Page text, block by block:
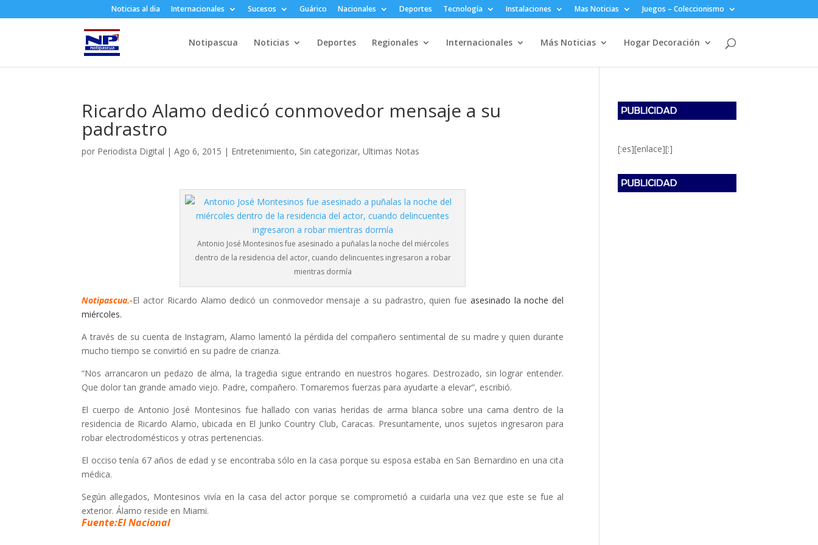
Noticias al dia Internacionales Sucesos Guárico Nacionales Deportes Tecnología Instalaciones Mas Noticias Juegos – Coleccionismo
Notipascua Noticias Deportes Regionales Internacionales Más Noticias Hogar Decoración
Ricardo Alamo dedicó conmovedor mensaje a su
padrastro
por Periodista Digital |Ago 6, 2015 | Entretenimiento, Sin categorizar,Ultimas Notas
Antonio José Montesinos fue asesinado a puñalas la noche del miércoles
dentro de la residencia del actor, cuando delincuentes ingresaron a robar
mientras dormía
Notipascua.-El actor Ricardo Alamo dedicó un conmovedor mensaje a su padrastro, quien fue asesinado la noche del
miércoles.
A través de su cuenta de Instagram, Alamo lamentó la pérdida del compañero sentimental de su madre y quien durante
mucho tiempo se convirtió en su padre de crianza.
“Nos arrancaron un pedazo de alma, la tragedia sigue entrando en nuestros hogares. Destrozado, sin lograr entender.
Que dolor tan grande amado viejo. Padre, compañero. Tomaremos fuerzas para ayudarte a elevar”, escribió.
El cuerpo de Antonio José Montesinos fue hallado con varias heridas de arma blanca sobre una cama dentro de la
residencia de Ricardo Alamo, ubicada en El Junko Country Club, Caracas. Presuntamente, unos sujetos ingresaron para
robar electrodomésticos y otras pertenencias.
El occiso tenía 67 años de edad y se encontraba sólo en la casa porque su esposa estaba en San Bernardino en una cita
médica.
Según allegados, Montesinos vivía en la casa del actor porque se comprometió a cuidarla una vez que este se fue al
exterior. Álamo reside en Miami.
Fuente:El Nacional
[:es][enlace][:]